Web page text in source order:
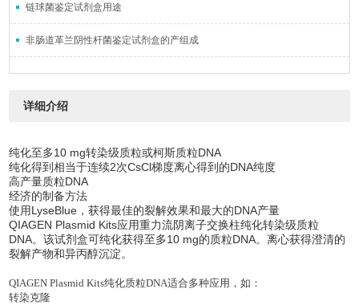
链球菌鉴定试剂盒用途
非肠道革兰阴性杆菌鉴定试剂盒的产组成
详细介绍
纯化至多10 mg转染级质粒或柯斯质粒DNA
纯化得到相当于连续2次CsCl梯度离心得到的DNA纯度
高产量质粒DNA
经济的制备方法
使用LyseBlue，获得最佳的裂解效果和最大的DNA产量
QIAGEN Plasmid Kits应用重力流阴离子交换柱纯化转染级质粒
DNA。该试剂盒可纯化获得至多10 mg的质粒DNA。离心获得澄清的
裂解产物和异丙醇沉淀。
QIAGEN Plasmid Kits纯化质粒DNA适合多种应用，如：
转染克隆